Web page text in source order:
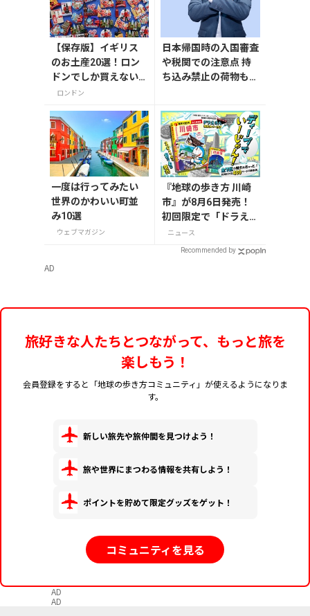
【保存版】イギリス
のお土産20選！ロン
ドンでしか買えない
雑貨/お菓子/紅茶まで
ロンドン
日本帰国時の入国審査
や税関での注意点 持
ち込み禁止の荷物も解
一度は行ってみたい
世界のかわいい町並
み10選
ウェブマガジン
『地球の歩き方 川崎
市』が8月6日発売！
初回限定で「ドラえも
ん」描き下ろし特別カ
バー付き
ニュース
Recommended by
AD
旅好きな人たちとつながって、もっと旅を
楽しもう！
会員登録をすると「地球の歩き方コミュニティ」が使えるようになりま
す。
新しい旅先や旅仲間を見つけよう！
旅や世界にまつわる情報を共有しよう！
ポイントを貯めて限定グッズをゲット！
コミュニティを見る
AD
AD